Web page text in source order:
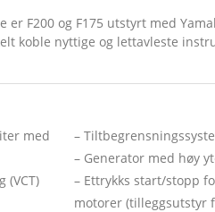
er F200 og F175 utstyrt med
koble nyttige og lettavleste
med
(VCT)
Generator med høy
Ettrykks start/stopp
motorer (tilleggsutstyr